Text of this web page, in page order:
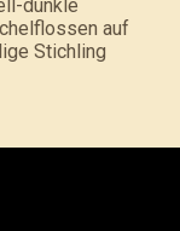
dunkle
auf
Stichling